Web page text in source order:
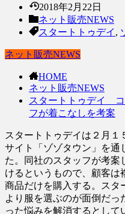
2018年2月22日
ネット販売NEWS
スタートトゥデイ ,
ネット販売NEWS
HOME
ネット販売NEWS
スタートトゥデイ コ
フが着こなしを考案
スタートトゥデイは２月１
サイト「ゾゾタウン」を通
た。同社のスタッフが考案
けるというもので、顧客は
商品だけを購入する。スタ
より服を選ぶのが面倒だっ
った悩みを解消するとして